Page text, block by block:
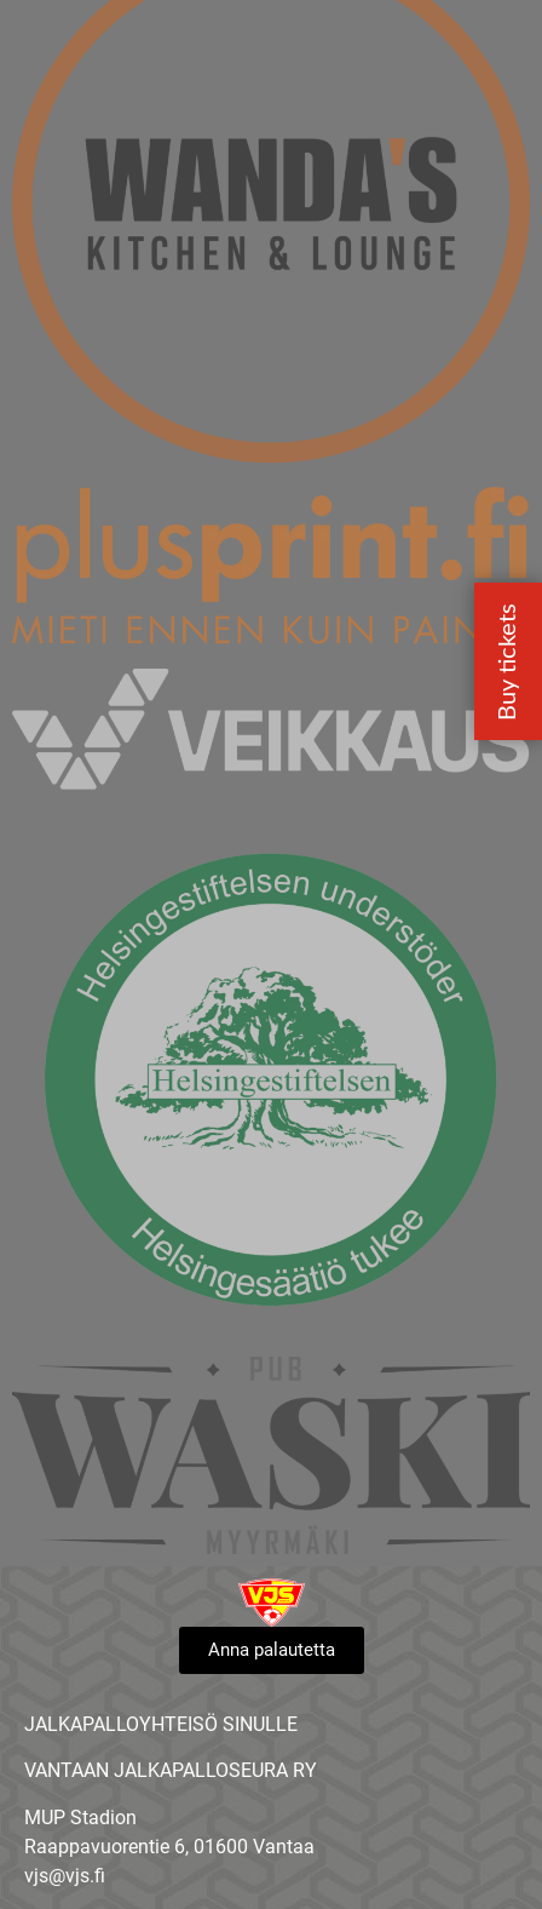
Anna palautetta
JALKAPALLOYHTEISÖ SINULLE
VANTAAN JALKAPALLOSEURA RY
MUP Stadion
Raappavuorentie 6, 01600 Vantaa
vjs@vjs.fi